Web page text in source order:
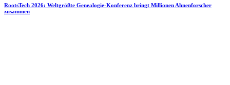
RootsTech 2026: Weltgrößte Genealogie-Konferenz bringt Millionen Ahnenforscher
zusammen